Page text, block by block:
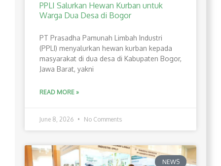
PPLI Salurkan Hewan Kurban untuk
Warga Dua Desa di Bogor
PT Prasadha Pamunah Limbah Industri
(PPLI) menyalurkan hewan kurban kepada
masyarakat di dua desa di Kabupaten Bogor,
Jawa Barat, yakni
READ MORE »
June 8, 2026 No Comments
NEWS